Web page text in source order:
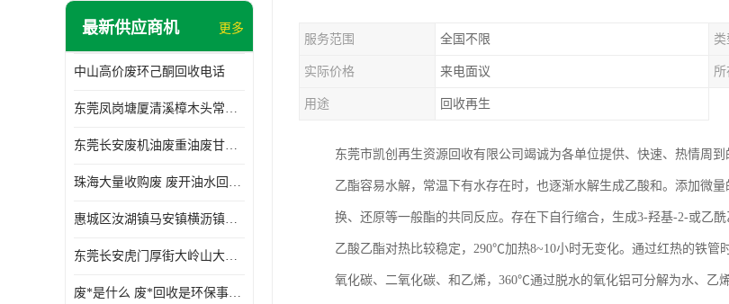
废三氯乙烯回收
废混合溶剂回收
最新供应商机 更多
中山高价废环己酮回收电话
东莞凤岗塘厦清溪樟木头常平废液压油 废火花机油 废 废切削油 废齿轮油 废导轨油 废螺杆油
东莞长安废机油废重油废甘油废矿物油废燃料油废废润滑油废火花机油废油废齿轮油
珠海大量收购废 废开油水回收废酒精废废乙酯胶水废洗枪水废开油水废二废三氯丁脂乙脂废甲
惠城区汝湖镇马安镇横沥镇芦洲镇 惠阳新圩镇镇镇沙田镇废机油废液压油废润滑油废废火花机油废白电油废废齿轮油废白矿油废变压器油废燃料油
东莞长安虎门厚街大岭山大量回收废开油水废洗枪水废稀释剂
废*是什么 废*回收是环保事业吗
服务范围 全国不限 类
实际价格 来电面议
用途 回收再生
东莞市凯创再生资源回收有限公司竭诚为各单位提供、快速、热情周到
乙酯容易水解，常温下有水存在时，也逐渐水解生成乙酸和。添加微
换、还原等一般酯的共同反应。存在下自行缩合，生成3-羟基-2-或乙
乙酸乙酯对热比较稳定，290℃加热8~10小时无变化。通过红热的铁
氧化碳、二氧化碳、和乙烯，360℃通过脱水的氧化铝可分解为水、乙